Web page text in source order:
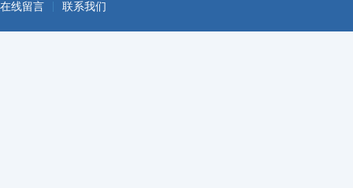
在线留言 联系我们